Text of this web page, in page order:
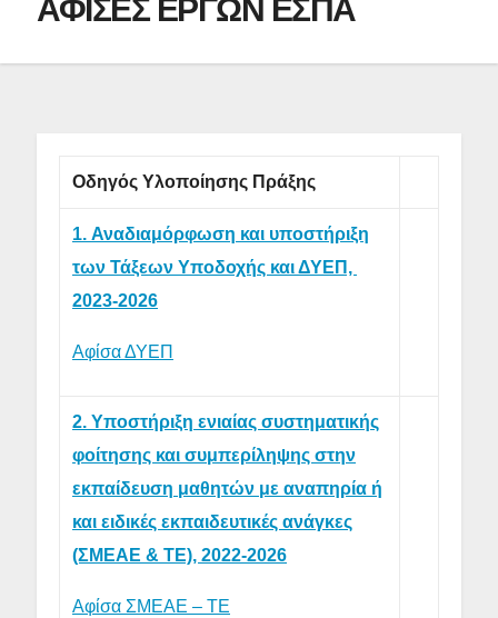
ΑΦΙΣΕΣ ΕΡΓΩΝ ΕΣΠΑ
Οδηγός Υλοποίησης Πράξης
1. Αναδιαμόρφωση και υποστήριξη
των Τάξεων Υποδοχής και ΔΥΕΠ,
2023-2026
Αφίσα ΔΥΕΠ
2. Υποστήριξη ενιαίας συστηματικής
φοίτησης και συμπερίληψης στην
εκπαίδευση μαθητών με αναπηρία ή
και ειδικές εκπαιδευτικές ανάγκες
(ΣΜΕΑΕ & ΤΕ), 2022-2026
Αφίσα ΣΜΕΑΕ – ΤΕ